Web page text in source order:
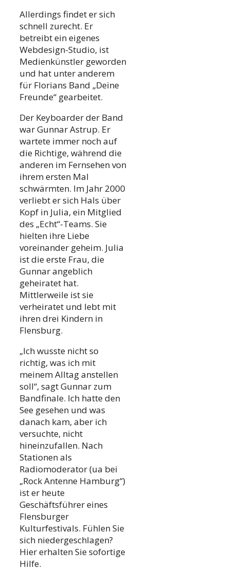
Allerdings findet er sich
schnell zurecht. Er
betreibt ein eigenes
Webdesign-Studio, ist
Medienkünstler geworden
und hat unter anderem
für Florians Band „Deine
Freunde“ gearbeitet.
Der Keyboarder der Band
war Gunnar Astrup. Er
wartete immer noch auf
die Richtige, während die
anderen im Fernsehen von
ihrem ersten Mal
schwärmten. Im Jahr 2000
verliebt er sich Hals über
Kopf in Julia, ein Mitglied
des „Echt“-Teams. Sie
hielten ihre Liebe
voreinander geheim. Julia
ist die erste Frau, die
Gunnar angeblich
geheiratet hat.
Mittlerweile ist sie
verheiratet und lebt mit
ihren drei Kindern in
Flensburg.
„Ich wusste nicht so
richtig, was ich mit
meinem Alltag anstellen
soll“, sagt Gunnar zum
Bandfinale. Ich hatte den
See gesehen und was
danach kam, aber ich
versuchte, nicht
hineinzufallen. Nach
Stationen als
Radiomoderator (ua bei
„Rock Antenne Hamburg“)
ist er heute
Geschäftsführer eines
Flensburger
Kulturfestivals. Fühlen Sie
sich niedergeschlagen?
Hier erhalten Sie sofortige
Hilfe.